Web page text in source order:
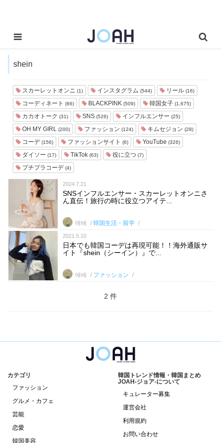
shein
スカーレットオンニ (1) インスタグラム (544) リール (16)
コーディネート (66) BLACKPINK (509) 韓国女子 (1,675)
カカオトーク (31) SNS (526) インフルエンサー (25)
OH MY GIRL (200) ファッション (124) キムセジョン (28)
コーデ(156) ファッションサイト (6) YouTube (326)
ダイソー (17) TikTok (63) 役に立つ (7)
プチプラコーデ(4)
2024.7.21
SNSインフルエンサー・スカーレットオンニさ
ん直伝！旅行の時に役立つアイテ...
애배 韓国生活・留学
2021.5.10
日本でも韓国コーデは再現可能！！海外通販サ
イト『shein（シーイン）』で...
애배 ファッション
2 件
カテゴリ
ファッション
グルメ・カフェ
芸能
恋愛
韓国美容
韓国トレンド情報・韓国まとめ
JOAH-ジョア-について
キュレーター募集
運営会社
利用規約
お問い合わせ